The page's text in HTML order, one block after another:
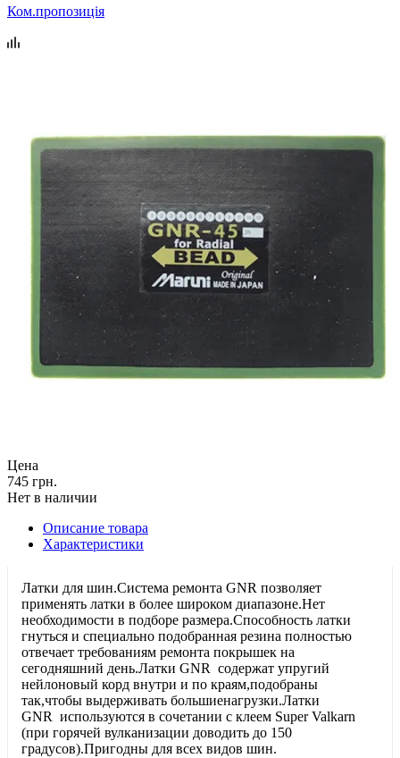
Ком.пропозиція
Цена
745 грн.
Нет в наличии
Описание товара
Характеристики
Латки для шин.Система ремонта GNR позволяет
применять латки в более широком диапазоне.Нет
необходимости в подборе размера.Способность латки
гнуться и специально подобранная резина полностью
отвечает требованиям ремонта покрышек на
сегодняшний день.Латки GNR содержат упругий
нейлоновый корд внутри и по краям,подобраны
так,чтобы выдерживать большиенагрузки.Латки
GNR используются в сочетании с клеем Super Valkarn
(при горячей вулканизации доводить до 150
градусов).Пригодны для всех видов шин.